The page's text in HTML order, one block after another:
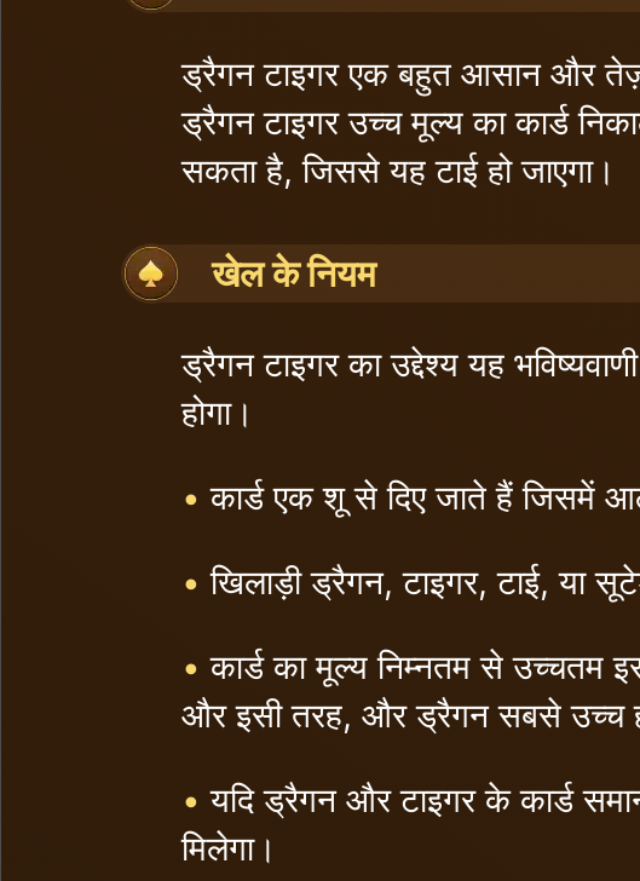
ड्रैगन टाइगर एक बहुत आसान और
ड्रैगन टाइगर उच्च मूल्य का कार्ड
सकता है, जिससे यह टाई हो जाएगा।
खेल के नियम
ड्रैगन टाइगर का उद्देश्य यह
होगा।
• कार्ड एक शू से दिए जाते हैं जिसमें
• खिलाड़ी ड्रैगन, टाइगर, टाई, या
• कार्ड का मूल्य निम्नतम से उच्चतम
और इसी तरह, और ड्रैगन सबसे
• यदि ड्रैगन और टाइगर के कार्ड
मिलेगा।